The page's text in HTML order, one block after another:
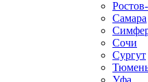
Самара
Сочи
Сургут
Уфа